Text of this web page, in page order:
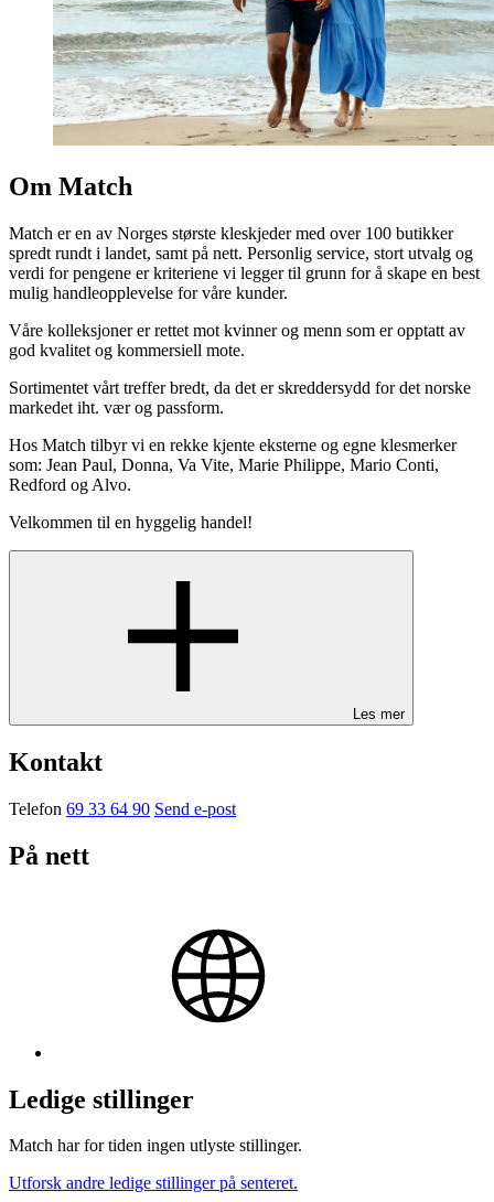
Om Match
Match er en av Norges største kleskjeder med over 100 butikker
spredt rundt i landet, samt på nett. Personlig service, stort utvalg og
verdi for pengene er kriteriene vi legger til grunn for å skape en best
mulig handleopplevelse for våre kunder.
Våre kolleksjoner er rettet mot kvinner og menn som er opptatt av
god kvalitet og kommersiell mote.
Sortimentet vårt treffer bredt, da det er skreddersydd for det norske
markedet iht. vær og passform.
Hos Match tilbyr vi en rekke kjente eksterne og egne klesmerker
som: Jean Paul, Donna, Va Vite, Marie Philippe, Mario Conti,
Redford og Alvo.
Velkommen til en hyggelig handel!
Les mer
Kontakt
Telefon 69 33 64 90 Send e-post
På nett
Ledige stillinger
Match har for tiden ingen utlyste stillinger.
Utforsk andre ledige stillinger på senteret.